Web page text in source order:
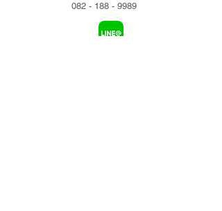
082 - 188 - 9989